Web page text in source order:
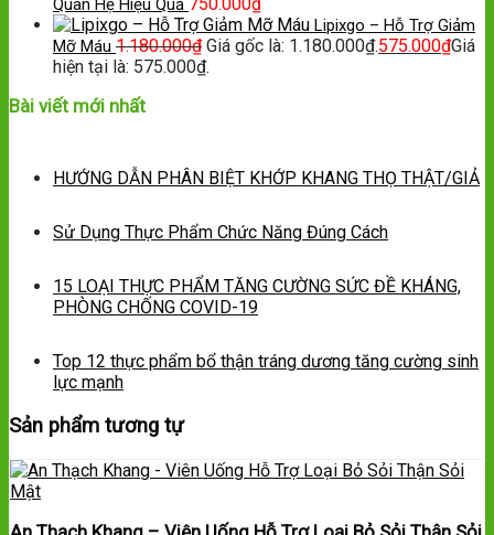
Quan Hệ Hiệu Quả
Lipixgo – Hỗ Trợ Giảm
Mỡ Máu 1.180.000₫ Giá gốc là: 1.180.000₫.575.000₫Giá
hiện tại là: 575.000₫.
Bài viết mới nhất
HƯỚNG DẪN PHÂN BIỆT KHỚP KHANG THỌ THẬT/GIẢ
Sử Dụng Thực Phẩm Chức Năng Đúng Cách
15 LOẠI THỰC PHẨM TĂNG CƯỜNG SỨC ĐỀ KHÁNG,
PHÒNG CHỐNG COVID-19
Top 12 thực phẩm bổ thận tráng dương tăng cường sinh
lực mạnh
Sản phẩm tương tự